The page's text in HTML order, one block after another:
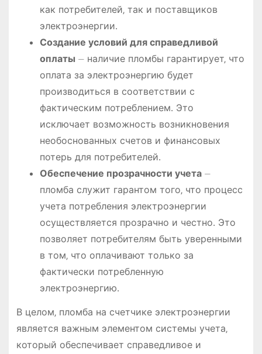
как потребителей‚ так и поставщиков
электроэнергии․
Создание условий для справедливой
оплаты ⏤ наличие пломбы гарантирует‚ что
оплата за электроэнергию будет
производиться в соответствии с
фактическим потреблением․ Это
исключает возможность возникновения
необоснованных счетов и финансовых
потерь для потребителей․
Обеспечение прозрачности учета⏤
пломба служит гарантом того‚ что процесс
учета потребления электроэнергии
осуществляется прозрачно и честно․ Это
позволяет потребителям быть уверенными
в том‚ что оплачивают только за
фактически потребленную
электроэнергию․
В целом‚ пломба на счетчике электроэнергии
является важным элементом системы учета‚
который обеспечивает справедливое и